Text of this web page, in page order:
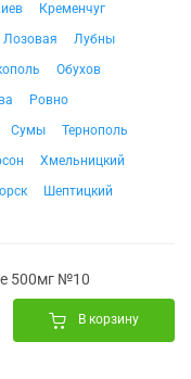
Кременчуг
Лозовая
Лубны
Обухов
Ровно
Сумы
Тернополь
Хмельницкий
Шептицкий
500мг №10
В корзину